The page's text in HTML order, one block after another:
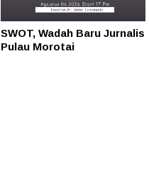
SWOT, Wadah Baru Jurnalis
Pulau Morotai